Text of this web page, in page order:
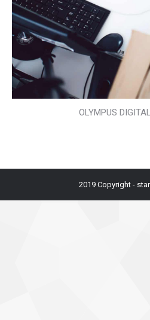
OLYMPUS
2019 Copyright -